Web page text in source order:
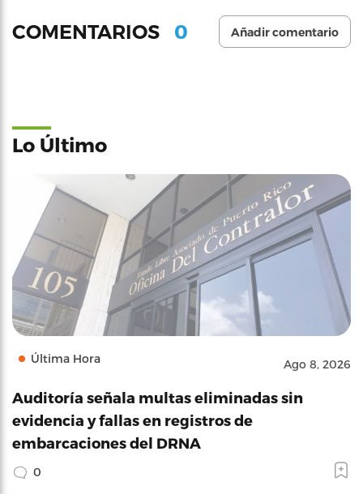
COMENTARIOS 0 Añadir comentario
Lo Último
Última Hora Ago 8, 2026
Auditoría señala multas eliminadas sin
evidencia y fallas en registros de
embarcaciones del DRNA
0